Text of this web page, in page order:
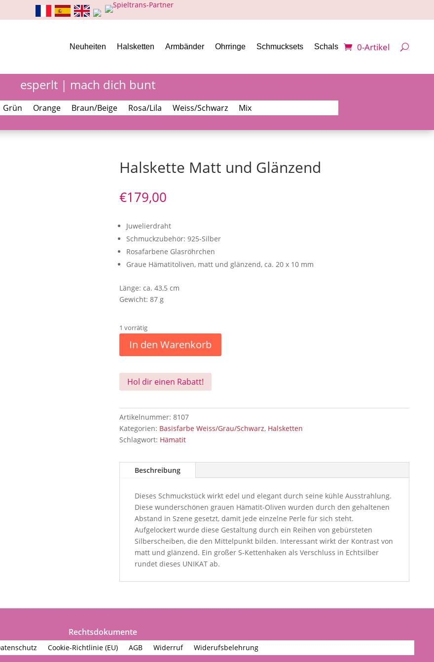
Neuheiten Halsketten Armbänder Ohrringe Schmucksets Schals 0-Artikel
esperlt | mach dich bunt
Grün Orange Braun/Beige Rosa/Lila Weiss/Schwarz Mix
Halskette Matt und Glänzend
€179,00
Juwelierdraht
Schmuckzubehör: 925-Silber
Rosafarbene Glasröhrchen
Graue Hämatitoliven, matt und glänzend, ca. 20 x 10 mm
Länge: ca. 43,5 cm
Gewicht: 87 g
1 vorrätig
In den Warenkorb
Hol dir einen Rabatt!
Artikelnummer:8107
Kategorien: Basisfarbe Weiss/Grau/Schwarz, Halsketten
Schlagwort: Hämatit
Beschreibung
Dieses Schmuckstück wirkt edel und elegant durch seine kühle Ausstrahlung.
Diese wunderschönen grauen Hämatit-Oliven wurden durch den gehaltenen
Abstand in Szene gesetzt, damit jede einzelne Perle für sich steht.
Aufgelockert wurde diese Gestaltung durch ein Reihen von gebürsteten
Silberscheiben, die den Mittelpunkt bilden. Interessant wirkt der Kontrast von
matt und glänzend. Ein großer S-Kettenhaken als Verschluss in Echtsilber
rundet dieses UNIKAT ab.
Rechtsdokumente
Cookie-Richtlinie (EU) AGB Widerruf Widerufsbelehrung